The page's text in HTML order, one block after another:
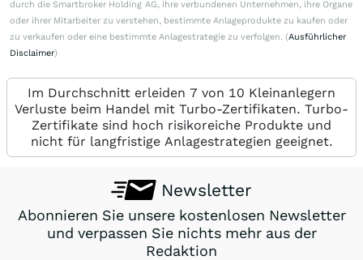
durch die Smartbroker Holding AG, ihre verbundenen Unternehmen, ihre Organe
oder ihrer Mitarbeiter zu verstehen, bestimmte Anlageprodukte zu kaufen oder
zu verkaufen oder eine bestimmte Anlagestrategie zu verfolgen. (Ausführlicher
Disclaimer)
Im Durchschnitt erleiden 7 von 10 Kleinanlegern
Verluste beim Handel mit Turbo-Zertifikaten. Turbo-
Zertifikate sind hoch risikoreiche Produkte und
nicht für langfristige Anlagestrategien geeignet.
Newsletter
Abonnieren Sie unsere kostenlosen Newsletter
und verpassen Sie nichts mehr aus der
Redaktion